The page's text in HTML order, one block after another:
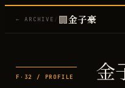
← ARCHIVE / 🏢金子豪
F· 32 / PROFILE 金